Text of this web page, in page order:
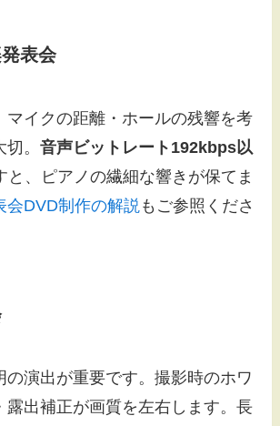
表会
マイクの距離・ホールの残響を考
切。音声ビットレート192kbps以
と、ピアノの繊細な響きが保てま
会DVD制作の解説 もご参照くださ
の演出が重要です。撮影時のホワ
露出補正が画質を左右します。長